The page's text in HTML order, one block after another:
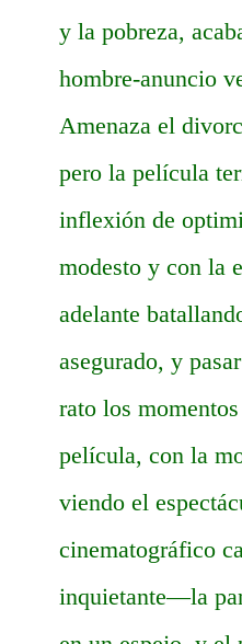
y la pobreza,
hombre-anuncio
Amenaza el
pero la película
inflexión de
modesto y con la
adelante
asegurado, y
rato los
película, con la
viendo el
cinematográfico
inquietante—la